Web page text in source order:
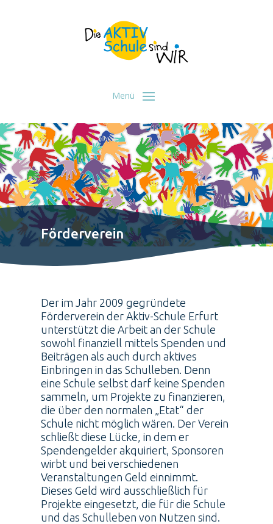
Förderverein
Der im Jahr 2009 gegründete
Förderverein der Aktiv-Schule Erfurt
unterstützt die Arbeit an der Schule
sowohl finanziell mittels Spenden und
Beiträgen als auch durch aktives
Einbringen in das Schulleben. Denn
eine Schule selbst darf keine Spenden
sammeln, um Projekte zu finanzieren,
die über den normalen „Etat“ der
Schule nicht möglich wären. Der Verein
schließt diese Lücke, in dem er
Spendengelder akquiriert, Sponsoren
wirbt und bei verschiedenen
Veranstaltungen Geld einnimmt.
Dieses Geld wird ausschließlich für
Projekte eingesetzt, die für die Schule
und das Schulleben von Nutzen sind.